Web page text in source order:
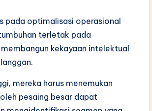
pada optimalisasi operasional
terletak pada
kekayaan intelektual
mereka harus menemukan
pesaing besar dapat